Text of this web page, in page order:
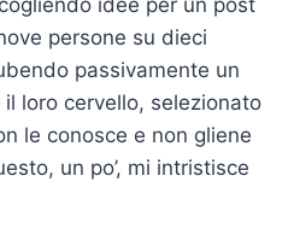
idee per un post
persone su dieci
passivamente un
loro cervello, selezionato
le conosce e non gliene
un po’, mi intristisce